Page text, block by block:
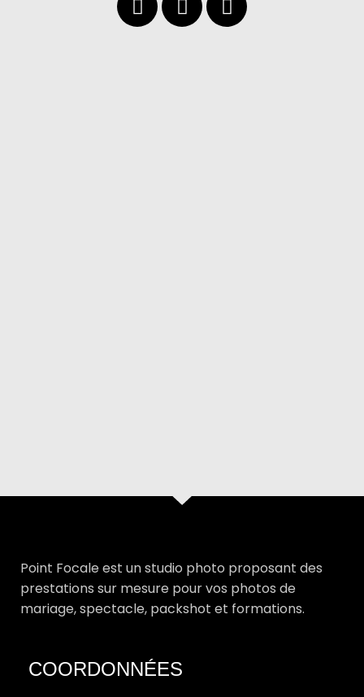
Point Focale est un studio photo proposant des
prestations sur mesure pour vos photos de
mariage, spectacle, packshot et formations.
COORDONNÉES